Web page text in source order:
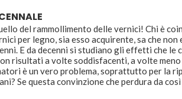
del rammollimento delle vernici! Chi è
per legno, sia esso acquirente, sa che non
E da decenni si studiano gli effetti che le
risultati a volte soddisfacenti, a volte
è un vero problema, soprattutto per la
Se questa convinzione che perdura da